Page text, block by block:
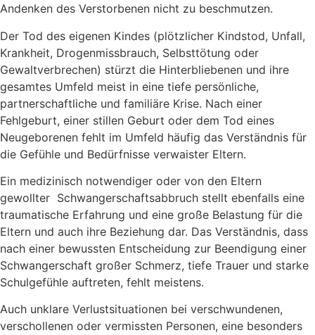
Andenken des Verstorbenen nicht zu beschmutzen.
Der Tod des eigenen Kindes (plötzlicher Kindstod, Unfall,
Krankheit, Drogenmissbrauch, Selbsttötung oder
Gewaltverbrechen) stürzt die Hinterbliebenen und ihre
gesamtes Umfeld meist in eine tiefe persönliche,
partnerschaftliche und familiäre Krise. Nach einer
Fehlgeburt, einer stillen Geburt oder dem Tod eines
Neugeborenen fehlt im Umfeld häufig das Verständnis für
die Gefühle und Bedürfnisse verwaister Eltern.
Ein medizinisch notwendiger oder von den Eltern
gewollter Schwangerschaftsabbruch stellt ebenfalls eine
traumatische Erfahrung und eine große Belastung für die
Eltern und auch ihre Beziehung dar. Das Verständnis, dass
nach einer bewussten Entscheidung zur Beendigung einer
Schwangerschaft großer Schmerz, tiefe Trauer und starke
Schulgefühle auftreten, fehlt meistens.
Auch unklare Verlustsituationen bei verschwundenen,
verschollenen oder vermissten Personen, eine besonders